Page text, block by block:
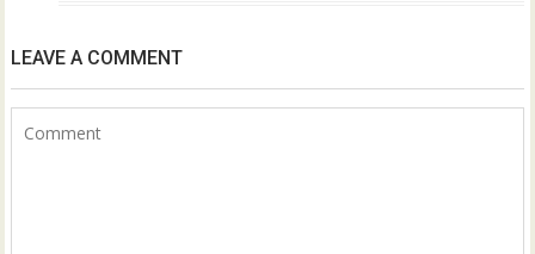
LEAVE A COMMENT